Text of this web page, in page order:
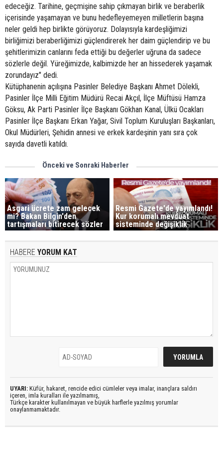
edeceğiz. Tarihine, geçmişine sahip çıkmayan birlik ve beraberlik
içerisinde yaşamayan ve bunu hedefleyemeyen milletlerin başına
neler geldi hep birlikte görüyoruz. Dolayısıyla kardeşliğimizi
birliğimizi beraberliğimizi güçlendirerek her daim güçlendirip ve bu
şehitlerimizin canlarını feda ettiği bu değerler uğruna da sadece
sözlerle değil. Yüreğimizde, kalbimizde her an hissederek yaşamak
zorundayız" dedi.
Kütüphanenin açılışına Pasinler Belediye Başkanı Ahmet Dölekli,
Pasinler İlçe Milli Eğitim Müdürü Recai Akçıl, İlçe Müftüsü Hamza
Göksu, Ak Parti Pasinler İlçe Başkanı Gökhan Kanal, Ülkü Ocakları
Pasinler İlçe Başkanı Erkan Yağar, Sivil Toplum Kuruluşları Başkanları,
Okul Müdürleri, Şehidin annesi ve erkek kardeşinin yanı sıra çok
sayıda davetli katıldı.
Önceki ve Sonraki Haberler
Asgari ücrete zam gelecek
mi? Bakan Bilgin'den
tartışmaları bitirecek sözler
Resmi Gazete'de yayımlandı!
Kur korumalı mevduat
sisteminde değişiklik
HABERE YORUM KAT
UYARI: Küfür, hakaret, rencide edici cümleler veya imalar, inançlara saldırı
içeren, imla kuralları ile yazılmamış,
Türkçe karakter kullanılmayan ve büyük harflerle yazılmış yorumlar
onaylanmamaktadır.